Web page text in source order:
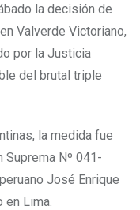
la decisión de
Valverde Victoriano,
por la Justicia
del brutal triple
la medida fue
Nº 041-
José Enrique
Lima.